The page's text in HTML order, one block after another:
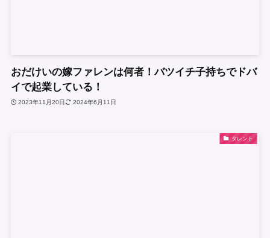
おだけいの嫁ファレンは何者！バツイチ子持ちでドバ
イで起業している！
2023年11月20日 2024年6月11日
タレント